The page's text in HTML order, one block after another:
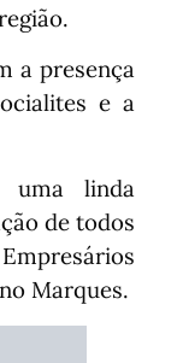
a presença
e a
uma linda
de todos
Marques.